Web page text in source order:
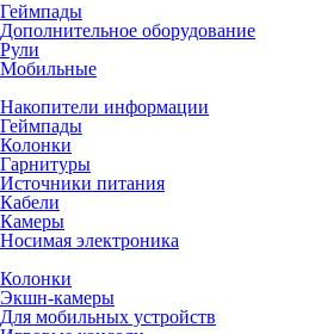
Геймпады
Дополнительное оборудование
Рули
Мобильные
Накопители информации
Геймпады
Колонки
Гарнитуры
Источники питания
Кабели
Камеры
Носимая электроника
Колонки
Экшн-камеры
Для мобильных устройств